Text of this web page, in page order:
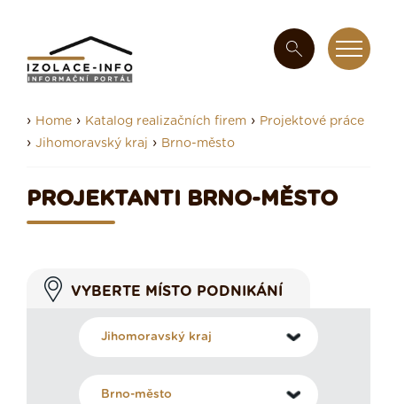
› Home › Katalog realizačních firem › Projektové práce
› Jihomoravský kraj › Brno-město
PROJEKTANTI BRNO-MĚSTO
VYBERTE MÍSTO PODNIKÁNÍ